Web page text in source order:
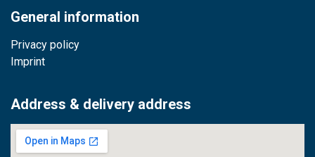
General information
Privacy policy
Imprint
Address & delivery address